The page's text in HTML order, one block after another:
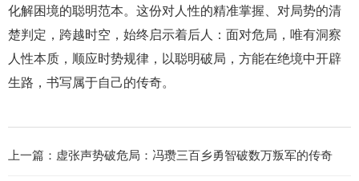
化解困境的聪明范本。这份对人性的精准掌握、对局势的清
楚判定，跨越时空，始终启示着后人：面对危局，唯有洞察
人性本质，顺应时势规律，以聪明破局，方能在绝境中开辟
生路，书写属于自己的传奇。
上一篇： 虚张声势破危局：冯瓒三百乡勇智破数万叛军的传奇